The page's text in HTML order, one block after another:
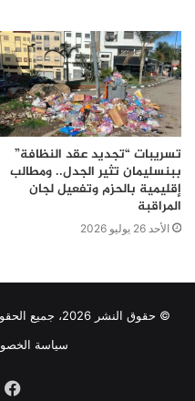
تسريبات “تجديد عقد النظافة”
ببنسليمان تثير الجدل.. ومطالب
إقليمية بالحزم وتفعيل لجان
المراقبة
الأحد 26 يوليو 2026
© حقوق النشر 2026، جميع الحقوق محفوظة |
سياسة